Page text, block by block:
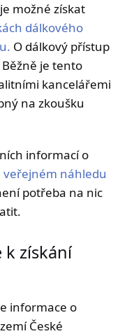
možné získat
dálkového
O dálkový přístup
je tento
kancelářemi
na zkoušku
informací o
veřejném náhledu
potřeba na nic
k získání
informace o
České